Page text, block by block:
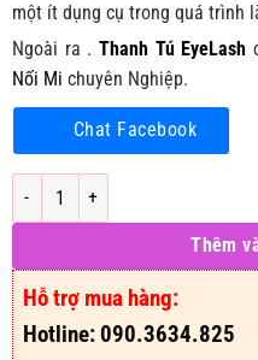
một ít dụng cụ trong quá trình
Ngoài ra .Thanh Tú EyeLash
Nối Mi chuyên Nghiệp.
Chat Facebook
Đèn Spa Cao Cấp - Đèn Led Nối Mi
Thêm
Hỗ trợ mua hàng:
Hotline: 090.3634.825